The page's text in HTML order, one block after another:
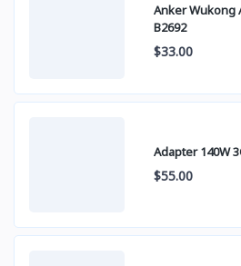
Anker Wukong
B2692
$33.00
Adapter 140W
$55.00